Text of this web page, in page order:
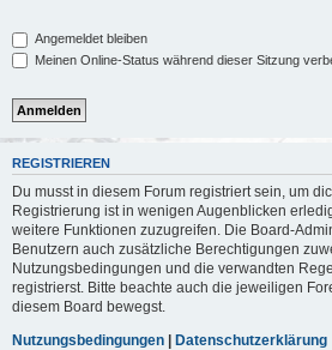
Angemeldet bleiben
Meinen Online-Status während dieser Sitzung
REGISTRIEREN
Du musst in diesem Forum registriert sein, um
Registrierung ist in wenigen Augenblicken
weitere Funktionen zuzugreifen. Die Board-
Benutzern auch zusätzliche Berechtigungen
Nutzungsbedingungen und die verwandten
registrierst. Bitte beachte auch die jeweiligen
diesem Board bewegst.
Nutzungsbedingungen | Datenschutzerklärung